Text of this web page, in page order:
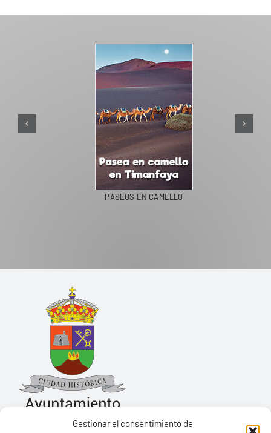
Gestionar el consentimiento de
PASEOS EN CAMELLO